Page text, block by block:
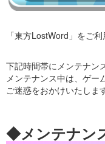
「東方LostWord」をご
下記時間帯にメンテナン
メンテナンス中は、ゲー
ご迷惑をおかけいたしま
◆メンテナン